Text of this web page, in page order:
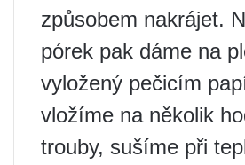
způsobem nakrájet.
pórek pak dáme na
vyložený pečicím
vložíme na několik
trouby, sušíme při